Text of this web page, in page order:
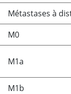
Métastases à
M0
M1a
M1b